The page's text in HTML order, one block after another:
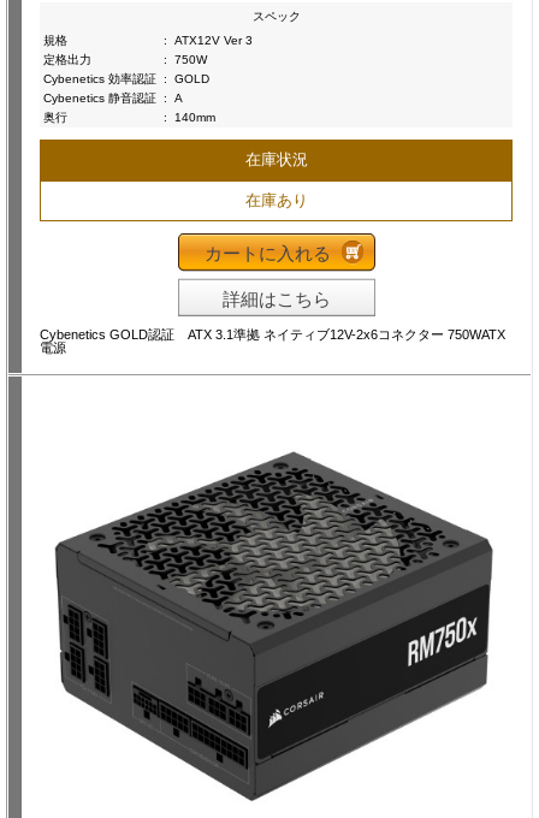
スペック
規格
:
ATX12V Ver 3
定格出力
:
750W
Cybenetics 効率認証 :
GOLD
Cybenetics 静音認証 :
A
奥行
: 140mm
在庫状況
在庫あり
カートに入れる
詳細はこちら
Cybenetics GOLD認証 ATX 3.1準拠 ネイティブ12V-2x6コネクター 750WATX
電源